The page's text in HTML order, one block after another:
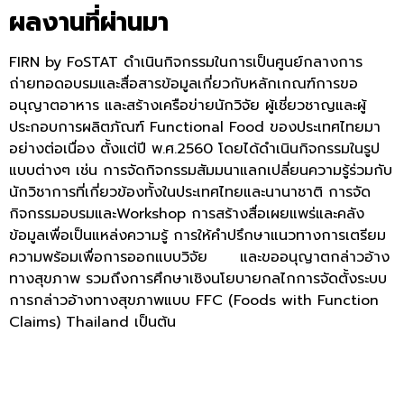
ผลงานที่ผ่านมา
FIRN by FoSTAT ดำเนินกิจกรรมในการเป็นศูนย์กลางการ
ถ่ายทอดอบรมและสื่อสารข้อมูลเกี่ยวกับหลักเกณฑ์การขอ
อนุญาตอาหาร และสร้างเครือข่ายนักวิจัย ผู้เชี่ยวชาญและผู้
ประกอบการผลิตภัณฑ์ Functional Food ของประเทศไทยมา
อย่างต่อเนื่อง ตั้งแต่ปี พ.ศ.2560 โดยได้ดำเนินกิจกรรมในรูป
แบบต่างๆ เช่น การจัดกิจกรรมสัมมนาแลกเปลี่ยนความรู้ร่วมกับ
นักวิชาการที่เกี่ยวข้องทั้งในประเทศไทยและนานาชาติ การจัด
กิจกรรมอบรมและWorkshop การสร้างสื่อเผยแพร่และคลัง
ข้อมูลเพื่อเป็นแหล่งความรู้ การให้คำปรึกษาแนวทางการเตรียม
ความพร้อมเพื่อการออกแบบวิจัย และขออนุญาตกล่าวอ้าง
ทางสุขภาพ รวมถึงการศึกษาเชิงนโยบายกลไกการจัดตั้งระบบ
การกล่าวอ้างทางสุขภาพแบบ FFC (Foods with Function
Claims) Thailand เป็นต้น